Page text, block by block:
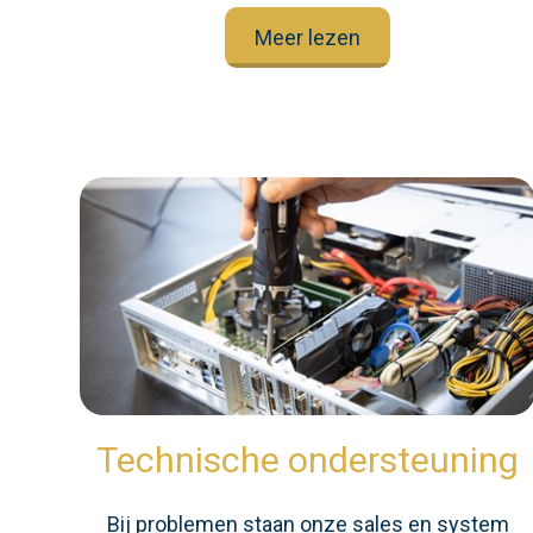
Meer lezen
Technische ondersteuning
Bij problemen staan onze sales en system